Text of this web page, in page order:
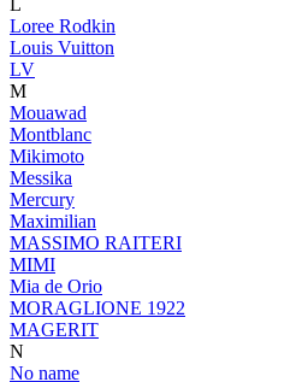
L
Loree Rodkin
Louis Vuitton
LV
M
Mouawad
Montblanc
Mikimoto
Messika
Mercury
Maximilian
MASSIMO RAITERI
MIMI
Mia de Orio
MORAGLIONE 1922
MAGERIT
N
No name